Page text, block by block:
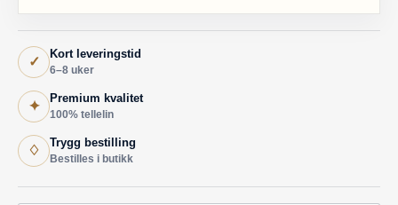
✓
Kort leveringstid
6–8 uker
✦
Premium kvalitet
100% tellelin
♢
Trygg bestilling
Bestilles i butikk